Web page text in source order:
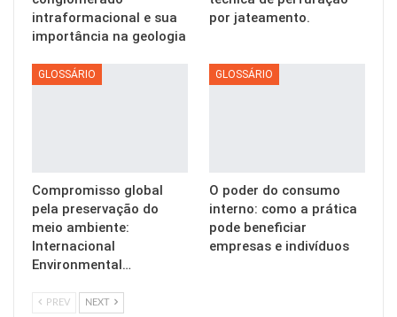
intraformacional e sua
importância na geologia
por jateamento.
GLOSSÁRIO
Compromisso global
pela preservação do
meio ambiente:
Internacional
Environmental…
GLOSSÁRIO
O poder do consumo
interno: como a prática
pode beneficiar
empresas e indivíduos
PREV NEXT